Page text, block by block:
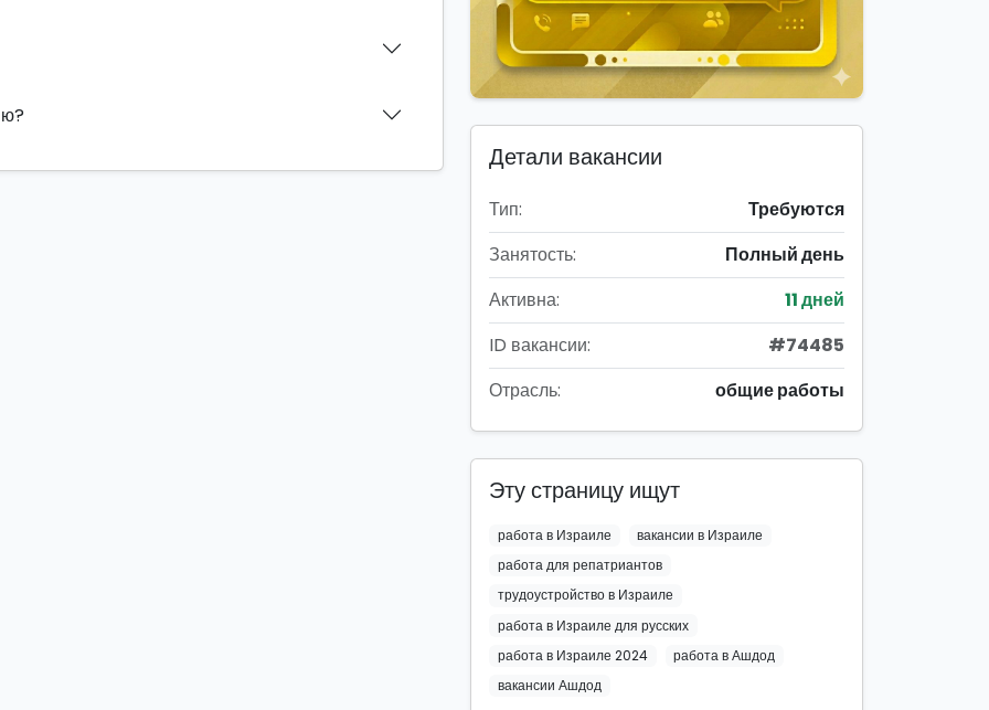
Детали вакансии
Тип:
Требуются
Занятость:
Полный день
Активна:
11 дней
ID вакансии:
#74485
Отрасль:
общие работы
Эту страницу ищут
работа в Израиле
вакансии в Израиле
работа для репатриантов
трудоустройство в Израиле
работа в Израиле для русских
работа в Израиле 2024
работа в Ашдод
вакансии Ашдод